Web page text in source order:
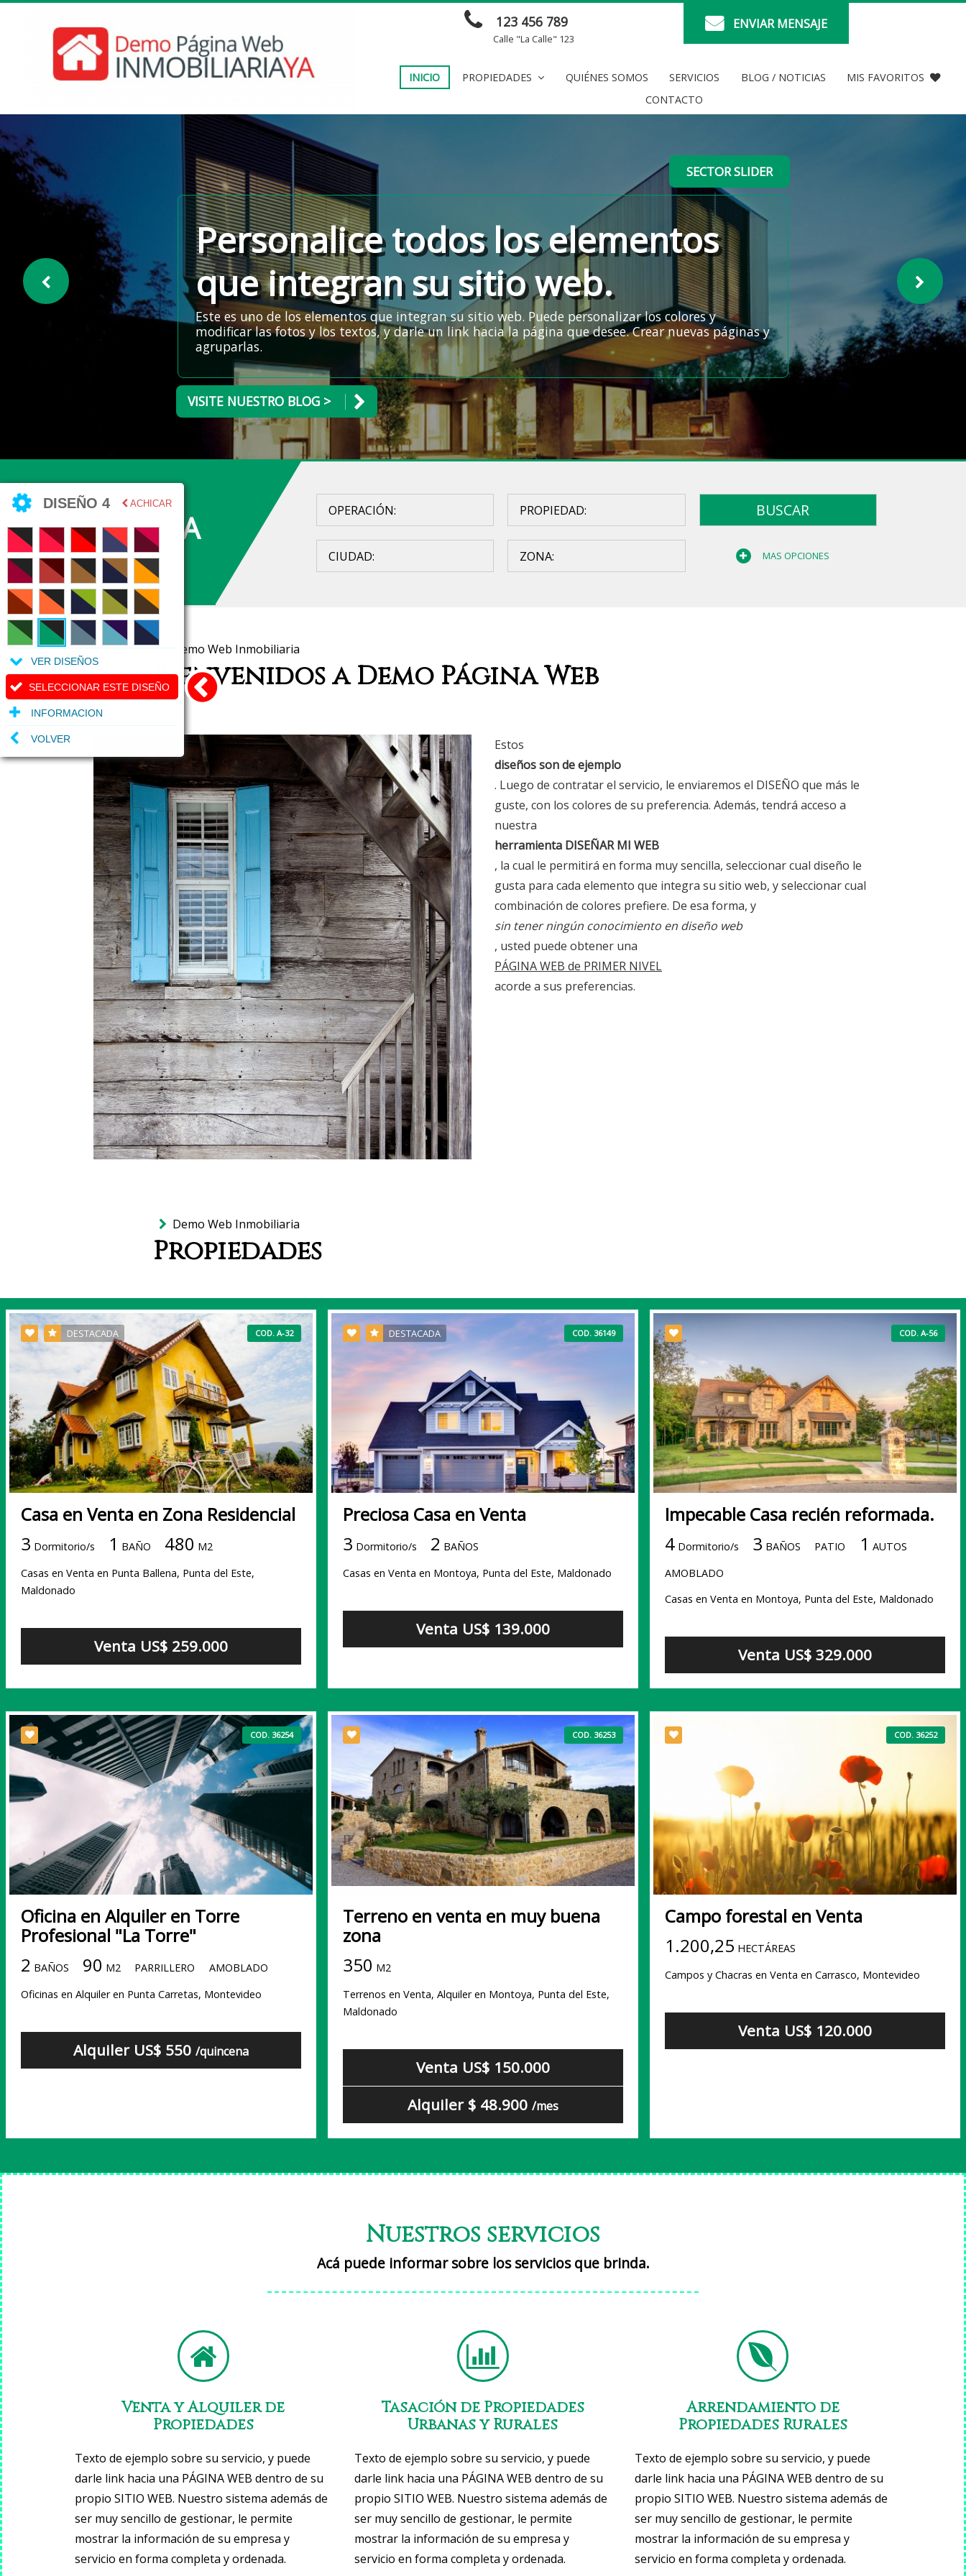
DISEÑO 4 ACHICAR
VER DISEÑOS
SELECCIONAR ESTE DISEÑO
INFORMACION
VOLVER
123 456 789
Calle "La Calle" 123
ENVIAR MENSAJE
INICIO PROPIEDADES QUIÉNES SOMOS SERVICIOS BLOG / NOTICIAS
MIS FAVORITOS
CONTACTO
SECTOR SLIDER
Personalice todos los elementos
que integran su sitio web.
Este es uno de los elementos que integran su sitio web. Puede personalizar los colores y
modificar las fotos y los textos, y darle un link hacia la página que desee. Crear nuevas páginas y
agruparlas.
VISITE NUESTRO BLOG >
COMIENZA TU
BUSQUEDA
AQUI
BUSCAR
MAS OPCIONES
Demo Web Inmobiliaria
Bienvenidos a Demo Página Web
Estos
diseños son de ejemplo
. Luego de contratar el servicio, le enviaremos el DISEÑO que más le
guste, con los colores de su preferencia. Además, tendrá acceso a
nuestra
herramienta DISEÑAR MI WEB
, la cual le permitirá en forma muy sencilla, seleccionar cual diseño le
gusta para cada elemento que integra su sitio web, y seleccionar cual
combinación de colores prefiere. De esa forma, y
sin tener ningún conocimiento en diseño web
, usted puede obtener una
PÁGINA WEB de PRIMER NIVEL
acorde a sus preferencias.
Demo Web Inmobiliaria
Propiedades
DESTACADA COD. A-32
Casa en Venta en Zona Residencial
3 Dormitorio/s 1 BAÑO 480 M2
Casas en Venta en Punta Ballena, Punta del Este,
Maldonado
Venta US$ 259.000
DESTACADA COD. 36149
Preciosa Casa en Venta
3 Dormitorio/s 2 BAÑOS
Casas en Venta en Montoya, Punta del Este, Maldonado
Venta US$ 139.000
COD. A-56
Impecable Casa recién reformada.
4 Dormitorio/s 3 BAÑOS PATIO 1 AUTOS
AMOBLADO
Casas en Venta en Montoya, Punta del Este, Maldonado
Venta US$ 329.000
COD. 36254
Oficina en Alquiler en Torre
Profesional "La Torre"
2 BAÑOS 90 M2 PARRILLERO
AMOBLADO
Oficinas en Alquiler en Punta Carretas, Montevideo
Alquiler US$ 550 /quincena
COD. 36253
Terreno en venta en muy buena
zona
350 M2
Terrenos en Venta, Alquiler en Montoya, Punta del Este,
Maldonado
Venta US$ 150.000
Alquiler $ 48.900 /mes
COD. 36252
Campo forestal en Venta
1.200,25 HECTÁREAS
Campos y Chacras en Venta en Carrasco, Montevideo
Venta US$ 120.000
Nuestros servicios
Acá puede informar sobre los servicios que brinda.
Venta y Alquiler de
Propiedades
Texto de ejemplo sobre su servicio, y puede
darle link hacia una PÁGINA WEB dentro de su
propio SITIO WEB. Nuestro sistema además de
ser muy sencillo de gestionar, le permite
mostrar la información de su empresa y
servicio en forma completa y ordenada.
Tasación de Propiedades
Urbanas y Rurales
Texto de ejemplo sobre su servicio, y puede
darle link hacia una PÁGINA WEB dentro de su
propio SITIO WEB. Nuestro sistema además de
ser muy sencillo de gestionar, le permite
mostrar la información de su empresa y
servicio en forma completa y ordenada.
Arrendamiento de
Propiedades Rurales
Texto de ejemplo sobre su servicio, y puede
darle link hacia una PÁGINA WEB dentro de su
propio SITIO WEB. Nuestro sistema además de
ser muy sencillo de gestionar, le permite
mostrar la información de su empresa y
servicio en forma completa y ordenada.